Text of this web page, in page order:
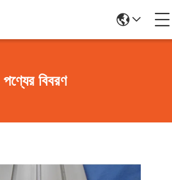
পণ্যের বিবরণ